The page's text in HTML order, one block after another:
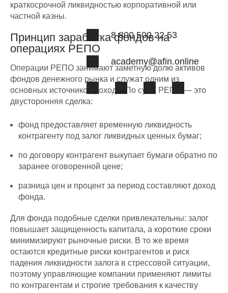
8 800 500 22 53
academy@afin.online
краткосрочной ликвидностью корпоративной или
частной казны.
Принцип заработка фондов на
операциях РЕПО
Операции РЕПО занимают заметную долю активов
фондов денежного рынка и служат одним из
основных источников дохода. По сути, РЕПО — это
двусторонняя сделка:
фонд предоставляет временную ликвидность
контрагенту под залог ликвидных ценных бумаг;
по договору контрагент выкупает бумаги обратно по
заранее оговоренной цене;
разница цен и процент за период составляют доход
фонда.
Для фонда подобные сделки привлекательны: залог
повышает защищенность капитала, а короткие сроки
минимизируют рыночные риски. В то же время
остаются кредитные риски контрагентов и риск
падения ликвидности залога в стрессовой ситуации,
поэтому управляющие компании применяют лимиты
по контрагентам и строгие требования к качеству